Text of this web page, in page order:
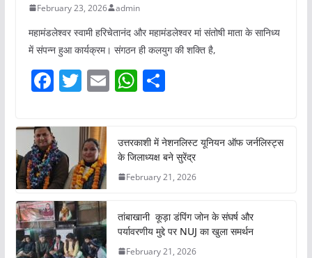
February 23, 2026 admin
महामंडलेश्वर स्वामी हरिचेतानंद और महामंडलेश्वर मां संतोषी माता के सानिध्य
में संपन्न हुआ कार्यक्रम। संगठन ही कलयुग की शक्ति है,
F
c
e
b
o
o
k
T
itt
er
E W
s
A
p
S
e
उत्तरकाशी में नेशनलिस्ट यूनियन ऑफ जर्नलिस्ट्स
के जिलाध्यक्ष बने सुरेंद्र
February 21, 2026
तांबाखानी कूड़ा डंपिंग जोन के संघर्ष और
पर्यावरणीय मुद्दे पर NUJ का खुला समर्थन
February 21, 2026